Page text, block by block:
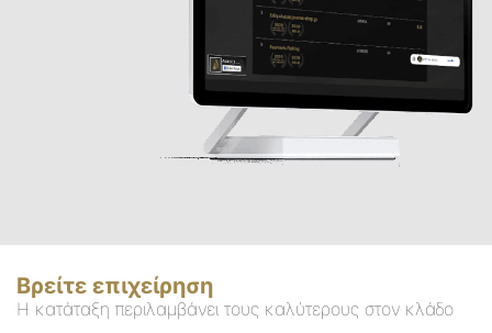
Βρείτε επιχείρηση
Η κατάταξη περιλαμβάνει τους καλύτερους στον κλάδο